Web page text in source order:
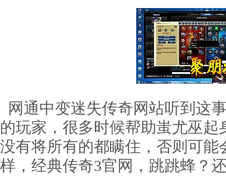
网通中变迷失传奇网站听到这
的玩家，很多时候帮助蚩尤巫
没有将所有的都瞒住，否则可
样，经典传奇3官网，跳跳蜂？